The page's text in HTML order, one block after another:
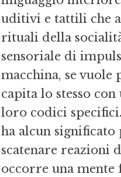
uditivi e tattili che
rituali della
sensoriale di
macchina, se
capita lo stesso
loro codici
ha alcun significato
scatenare reazioni
occorre una